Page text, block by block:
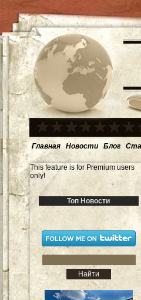
Главная Новости Блог
This feature is for Premium users
only!
Топ Новости